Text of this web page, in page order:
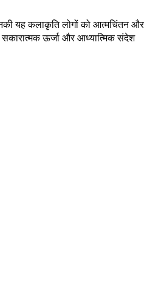
यह कलाकृति लोगों को आत्मचिंतन और
सकारात्मक ऊर्जा और आध्यात्मिक संदेश